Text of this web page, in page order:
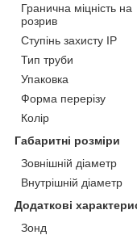
Гранична міцність на
розрив
Ступінь захисту IP
Тип труби
Упаковка
Форма перерізу
Колір
Габаритні розміри
Зовнішній діаметр
Внутрішній діаметр
Додаткові
Зонд